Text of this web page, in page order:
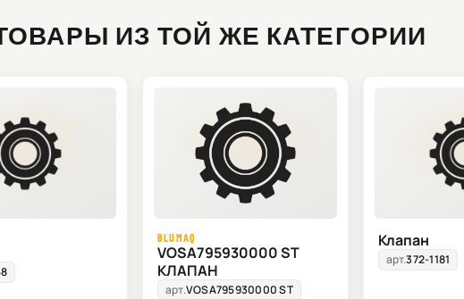
ИЗ ТОЙ ЖЕ КАТЕГОРИИ
BLUMAQ
VOSA795930000 ST
КЛАПАН
арт.VOSA795930000 ST
Клапан
арт.372-1181